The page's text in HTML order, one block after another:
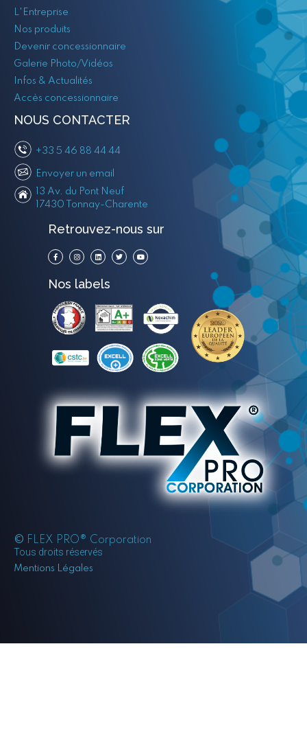
L'Entreprise
Nos produits
Devenir concessionnaire
Galerie Photo/Vidéos
Infos & Actualités
Accès concessionnaire
NOUS CONTACTER
+33 5 46 88 44 44
Envoyer un email
13 Av. du Pont Neuf
17430 Tonnay-Charente
Retrouvez-nous sur
Nos labels
© FLEX PRO® Corporation
Tous droits réservés
Mentions Légales